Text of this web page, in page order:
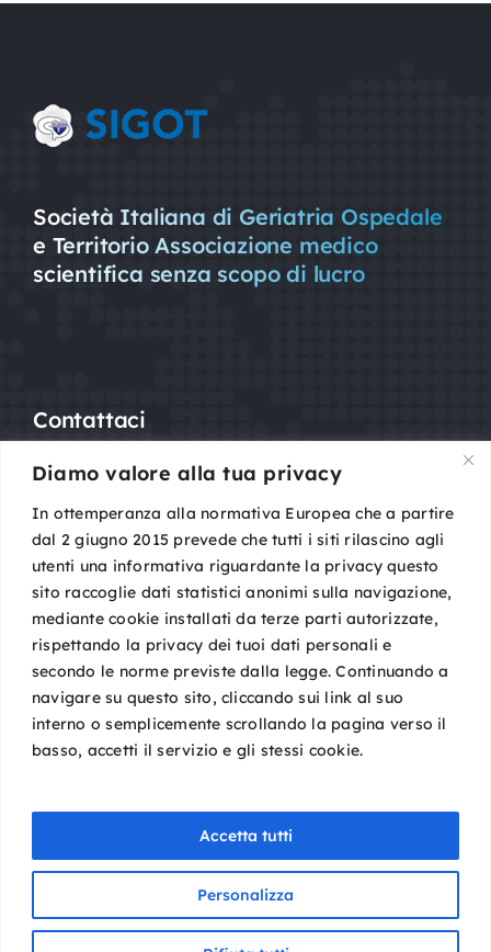
Diamo valore alla tua privacy
In ottemperanza alla normativa Europea che a partire
dal 2 giugno 2015 prevede che tutti i siti rilascino agli
utenti una informativa riguardante la privacy questo
sito raccoglie dati statistici anonimi sulla navigazione,
mediante cookie installati da terze parti autorizzate,
rispettando la privacy dei tuoi dati personali e
secondo le norme previste dalla legge. Continuando a
navigare su questo sito, cliccando sui link al suo
interno o semplicemente scrollando la pagina verso il
basso, accetti il servizio e gli stessi cookie.
Personalizza
Accetta tutti
Società Italiana di Geriatria Ospedale
e Territorio Associazione medico
scientifica senza scopo di lucro
Contattaci
Mail:segreteria@sigot.org
PEC:sigot@pec.it
c/o Planning Congressi,
Via Guelfa, 9
40138 Bologna
Cod. Fisc. 96081590588
P. IVA 02149801009
Copyright © 2026 SIGOT. Tutti i diritti riservati